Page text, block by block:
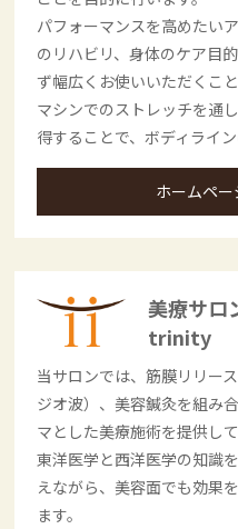
パフォーマンスを高めたい
のリハビリ、身体のケア目
ず幅広くお使いいただくこと
マシンでのストレッチを通
得することで、ボディライ
ホームペ
美療サロ
trinity
当サロンでは、筋膜リリー
ジオ波）、美容鍼灸を組み
マとした美療施術を提供して
東洋医学と西洋医学の知識
えながら、美容面でも効果
ます。